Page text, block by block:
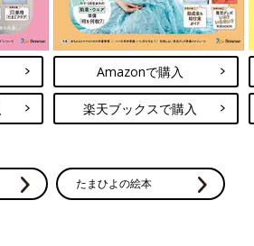
Amazonで購入
楽天ブックスで購入
たまひよの絵本